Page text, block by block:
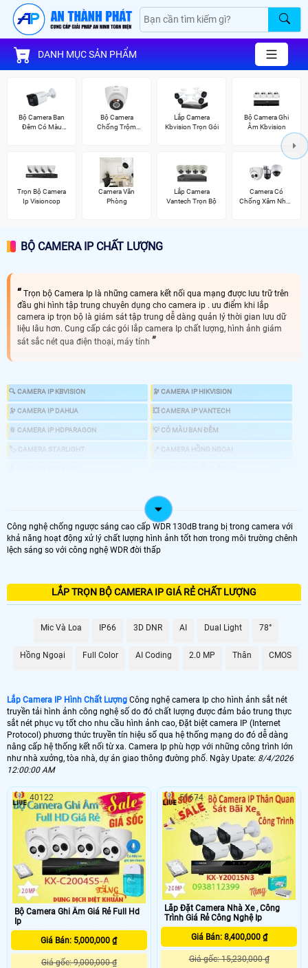
DANH MỤC SẢN PHẨM
Bộ Camera Ban
Đêm Có Màu
Bộ Camera
Chống Trộm
Lắp Camera
Kbvision Trọn Gói
Bộ Camera Ghi
Âm Kbvision
Trọn Bộ Camera
Ip Visioncop
Camera Văn
Phòng
Lắp Camera
Vantech Trọn Bộ
Camera Có
Chống Xâm Nhập
BỘ CAMERA IP CHẤT LƯỢNG
Trọn bộ Camera Ip là những camera kết nối qua mạng được lưu trữ trên
đầu ghi hình tập trung chuyên dụng cho camera ip . ưu điểm khi lắp
camera ip trọn bộ là giám sát tập trung dễ dàng quản lý thời gian lưu dữ
liệu lâu hơn. Cung cấp các gói lắp camera Ip chất lượng, hình ảnh giám
sát sắc nét qua điện thoại, máy tính
🔍 CAMERA IP KBVISION 🔭 CAMERA IP HIKVISION
🔭 CAMERA IP DAHUA 💥 CAMERA IP VANTECH
📎 CAMERA IP HDPARAGON 💡 CÓ MÀU BAN ĐÊM
🏷 CAMERA STARLIGHT 📍 CAMERA HỒNG NGOẠI
📸 GIÁ LẮP CAMERA IP NHƯ THẾ NÀO
LOẠI CAMERA IP
GIÁ LẮP CAMERA
🌐 Bộ Camera Ip Giá Rẻ Dahua
5.900.000 VNĐ Trọn Bộ Camera Ip
1.300.000 VNĐ Lắp Camera Ip Wifi E3
🔗 Lắp Camera IP FULL Color
8.700,000 VNĐ Lắp Camera Ip Có Màu Ban Đêm
7.300.000 VNĐ Lắp Camera IP Có Thu Âm
🖥 Camera Ip FuLL HD 1080P có chất lượng hình ảnh sắt nét đáng để đầu
tư nhất cho 1 bộ camera giá rẻ hình ảnh sắt nét. Với công nghệ camera Ip
hình ảnh sáng đẹp giám sát qua mạng điện thoại ổ định. Hình ảnh của
camera Ip sắt nét hơn đến 20% so với camera HD analog và điều đặt biệt
hơn khi thi công camera Ip thì sẽ gọn hơn đẹp hơn..
🎁 Camera Ip là dòng camera truyền hình ảnh thông qua mạng internet theo cơ
chế số học. do đó chất lượng hình ảnh của camera IP không phụ thuộc vào
khoảng cách truyền tải tín hiệu. chính vì vây các dự án lớn thường sử dụng
camera IPvới mục đích dễ dàng nâng cấp dễ dàng sửa chửa cho toàn bộ hệ
thống . 💡
Công nghệ chống ngược sáng cao cấp WDR 130dB trang bị trong camera với
khả năng hoạt động xử lý chất lượng hình ảnh tốt hơn trong môi trường chênh
lệch sáng so với công nghệ WDR đời thấp
LẮP TRỌN BỘ CAMERA IP GIÁ RẺ CHẤT LƯỢNG
Mic Và Loa IP66 3D DNR AI Dual Light 78°
Hồng Ngoại Full Color AI Coding 2.0 MP Thân CMOS
Lắp Camera IP Hình Chất Lượng Công nghệ camera Ip cho hình ảnh sắt nét
truyền tải hình ảnh công nghệ số do đó chất lượng được đảm bảo trung thực
sắt nét phục vụ tốt cho nhu cầu hình ảnh cao, Đặt biệt camera IP (Internet
Protocol) phương thức truyền tín hiệu số qua hệ thống mạng do đó dễ dàng
nâng cấp hệ thống kết nối từ xa. Camera Ip phù hợp với những công trình lớn
như nhà xưởng, tòa nhà, dự án giao thông đường phố. Ngày Upate: 8/4/2026
12:00:00 AM
Bộ Camera Ghi Âm Giá Rẻ Full Hd
Ip
Giá Bán: 5,000,000 ₫
Giá gốc: 9,000,000 ₫
40122
Lắp Đặt Camera Nhà Xe , Công
Trình Giá Rẻ Công Nghệ Ip
Giá Bán: 8,400,000 ₫
Giá gốc: 15,230,000 ₫
51674